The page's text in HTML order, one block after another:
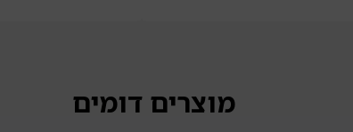
מוצרים דומים